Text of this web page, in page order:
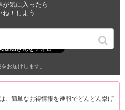
が気に入ったら
ね！しよう
お届けします。
、簡単なお得情報を速報でどんどん挙げ